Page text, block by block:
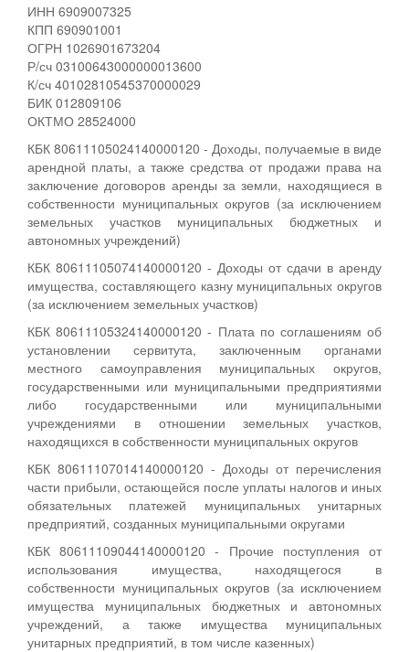
ИНН 6909007325
КПП 690901001
ОГРН 1026901673204
Р/сч 03100643000000013600
К/сч 40102810545370000029
БИК 012809106
ОКТМО 28524000
КБК 80611105024140000120 - Доходы, получаемые в виде
арендной платы, а также средства от продажи права на
заключение договоров аренды за земли, находящиеся в
собственности муниципальных округов (за исключением
земельных участков муниципальных бюджетных и
автономных учреждений)
КБК 80611105074140000120 - Доходы от сдачи в аренду
имущества, составляющего казну муниципальных округов
(за исключением земельных участков)
КБК 80611105324140000120 - Плата по соглашениям об
установлении сервитута, заключенным органами
местного самоуправления муниципальных округов,
государственными или муниципальными предприятиями
либо государственными или муниципальными
учреждениями в отношении земельных участков,
находящихся в собственности муниципальных округов
КБК 80611107014140000120 - Доходы от перечисления
части прибыли, остающейся после уплаты налогов и иных
обязательных платежей муниципальных унитарных
предприятий, созданных муниципальными округами
КБК 80611109044140000120 - Прочие поступления от
использования имущества, находящегося в
собственности муниципальных округов (за исключением
имущества муниципальных бюджетных и автономных
учреждений, а также имущества муниципальных
унитарных предприятий, в том числе казенных)